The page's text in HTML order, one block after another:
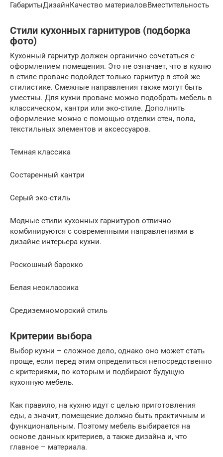
ГабаритыДизайнКачество материаловВместительность
Стили кухонных гарнитуров (подборка
фото)
Кухонный гарнитур должен органично сочетаться с
оформлением помещения. Это не означает, что в кухню
в стиле прованс подойдет только гарнитур в этой же
стилистике. Смежные направления также могут быть
уместны. Для кухни прованс можно подобрать мебель в
классическом, кантри или эко-стиле. Дополнить
оформление можно с помощью отделки стен, пола,
текстильных элементов и аксессуаров.
Темная классика
Состаренный кантри
Серый эко-стиль
Модные стили кухонных гарнитуров отлично
комбинируются с современными направлениями в
дизайне интерьера кухни.
Роскошный барокко
Белая неоклассика
Средиземноморский стиль
Критерии выбора
Выбор кухни – сложное дело, однако оно может стать
проще, если перед этим определиться непосредственно
с критериями, по которым и подбирают будущую
кухонную мебель.
Как правило, на кухню идут с целью приготовления
еды, а значит, помещение должно быть практичным и
функциональным. Поэтому мебель выбирается на
основе данных критериев, а также дизайна и, что
главное – материала.